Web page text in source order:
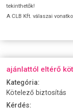
tekinthetők!
A CLB Kft. válaszai
ajánlattól eltérő
Kategória:
Kötelező biztosítás
Kérdés: